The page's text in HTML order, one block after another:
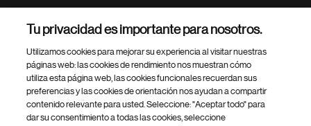
Footer Site Search
Tu privacidad es importante para nosotros.
Utilizamos cookies para mejorar su experiencia al visitar nuestras
páginas web: las cookies de rendimiento nos muestran cómo
utiliza esta página web, las cookies funcionales recuerdan sus
preferencias y las cookies de orientación nos ayudan a compartir
contenido relevante para usted. Seleccione: "Aceptar todo" para
dar su consentimiento a todas las cookies, seleccione